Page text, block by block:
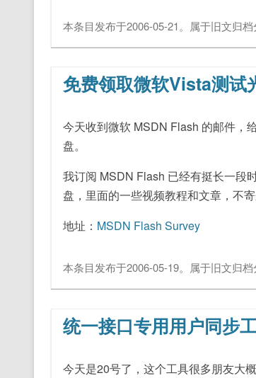
本条目发布于2006-05-21 。属于旧文归档
免费领取微软Vista测试
今天收到微软 MSDN Flash 的邮件，
盘。
我订阅 MSDN Flash 已经有挺长一段
盘，里面的一些视频教程和文章，不
地址： MSDN Flash Survey
本条目发布于2006-05-19。属于旧文归档
统一接口专用用户同步
今天是20号了，这个工具很多朋友大